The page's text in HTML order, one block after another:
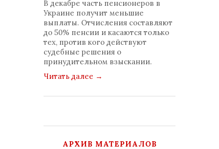
В декабре часть пенсионеров в
Украине получит меньшие
выплаты. Отчисления составляют
до 50% пенсии и касаются только
тех, против кого действуют
судебные решения о
принудительном взыскании.
Читать далее →
АРХИВ МАТЕРИАЛОВ